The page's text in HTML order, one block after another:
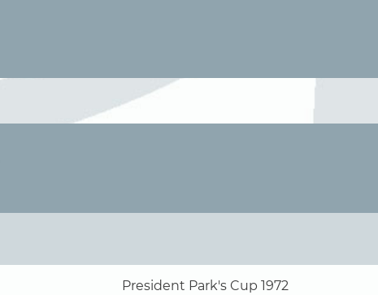
President Park's Cup 1972